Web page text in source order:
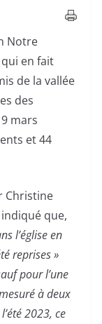
Notre
en fait
de la vallée
des
mars
et 44
Christine
que,
l’église en
reprises »
pour l’une
à deux
2023, ce